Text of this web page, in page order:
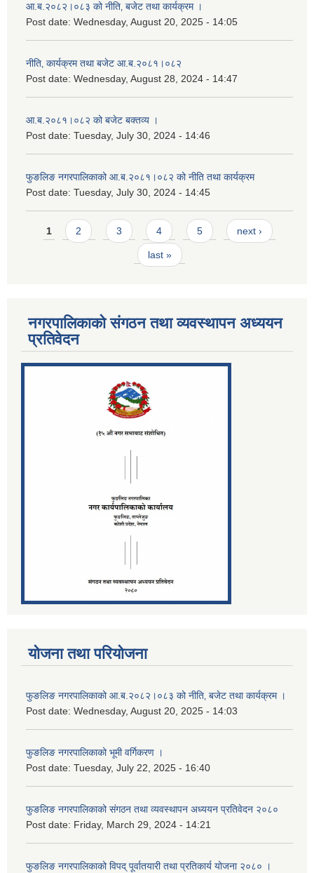
आ.ब.२०८२।०८३ को नीति‚ बजेट तथा कार्यक्रम ।
Post date: Wednesday, August 20, 2025 - 14:05
नीति‚ कार्यक्रम तथा बजेट आ.ब.२०८१।०८२
Post date: Wednesday, August 28, 2024 - 14:47
आ.ब.२०८१।०८२ को बजेट बक्तव्य ।
Post date: Tuesday, July 30, 2024 - 14:46
फुङलिङ नगरपालिकाको आ.ब.२०८१।०८२ को नीति तथा कार्यक्रम
Post date: Tuesday, July 30, 2024 - 14:45
Pages
1 2 3 4 5 next ›
last »
नगरपालिकाको संगठन तथा व्यवस्थापन अध्ययन
प्रतिवेदन
योजना तथा परियोजना
फुङलिङ नगरपालिकाको आ.ब.२०८२।०८३ को नीति‚ बजेट तथा कार्यक्रम ।
Post date: Wednesday, August 20, 2025 - 14:03
फुङलिङ नगरपालिकाको भूमी वर्गिकरण ।
Post date: Tuesday, July 22, 2025 - 16:40
फुङलिङ नगरपालिकाको संगठन तथा व्यवस्थापन अध्ययन प्रतिवेदन २०८०
Post date: Friday, March 29, 2024 - 14:21
फुङलिङ नगरपालिकाको विपद् पूर्वातयारी तथा प्रतिकार्य योजना २०८० ।